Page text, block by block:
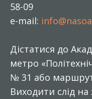
58-09
e-mail:
Дістатися до
метро
№ 31 або
Виходити слід